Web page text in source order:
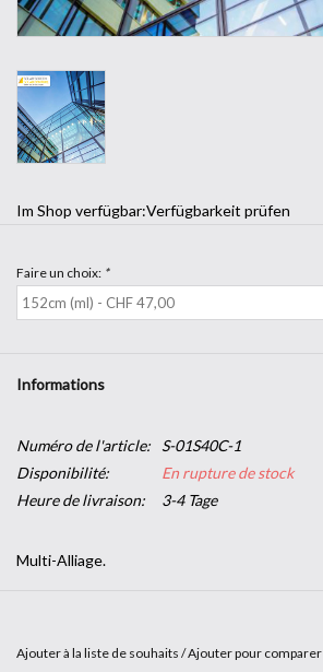
Im Shop verfügbar:Verfügbarkeit prüfen
Faire un choix: *
Informations
Numéro de l'article:
S-01S40C-1
Disponibilité:
En rupture de stock
Heure de livraison:
3-4 Tage
Multi-Alliage.
caractéristiques techniques.
Ajouter à la liste de souhaits /Ajouter pour comparer